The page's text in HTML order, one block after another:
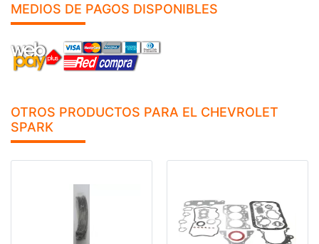
MEDIOS DE PAGOS DISPONIBLES
OTROS PRODUCTOS PARA EL CHEVROLET
SPARK